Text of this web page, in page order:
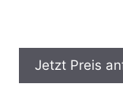
Jetzt Preis